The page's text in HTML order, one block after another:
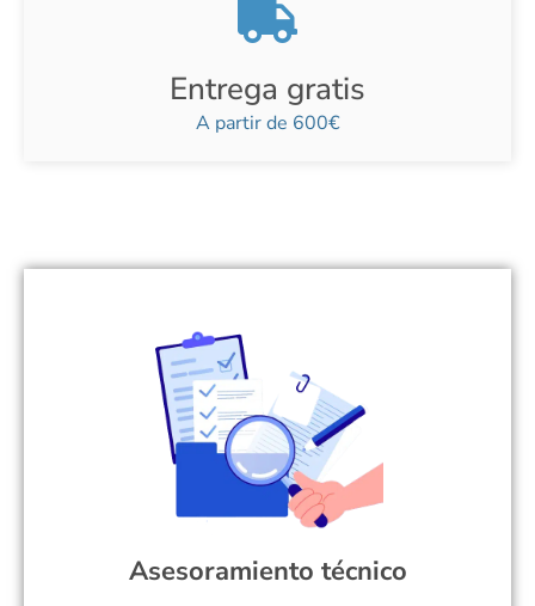
Entrega gratis
A partir de 600€
Asesoramiento técnico